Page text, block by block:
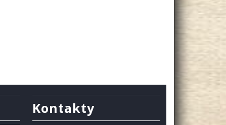
Kontakty